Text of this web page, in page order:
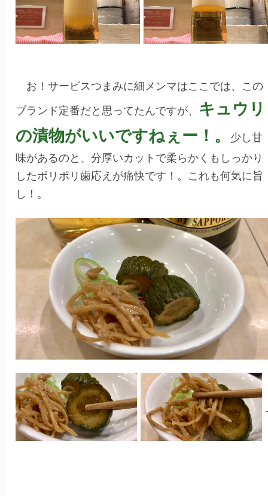
お！サービスつまみに細メンマはここでは、この
ブランド定番だと思ってたんですが、 キュウリ
の漬物がいいですねぇー！。
少し甘
味があるのと、分厚いカットで柔らかくもしっかり
したポリポリ歯応えが痛快です！。これも何気に旨
し！。